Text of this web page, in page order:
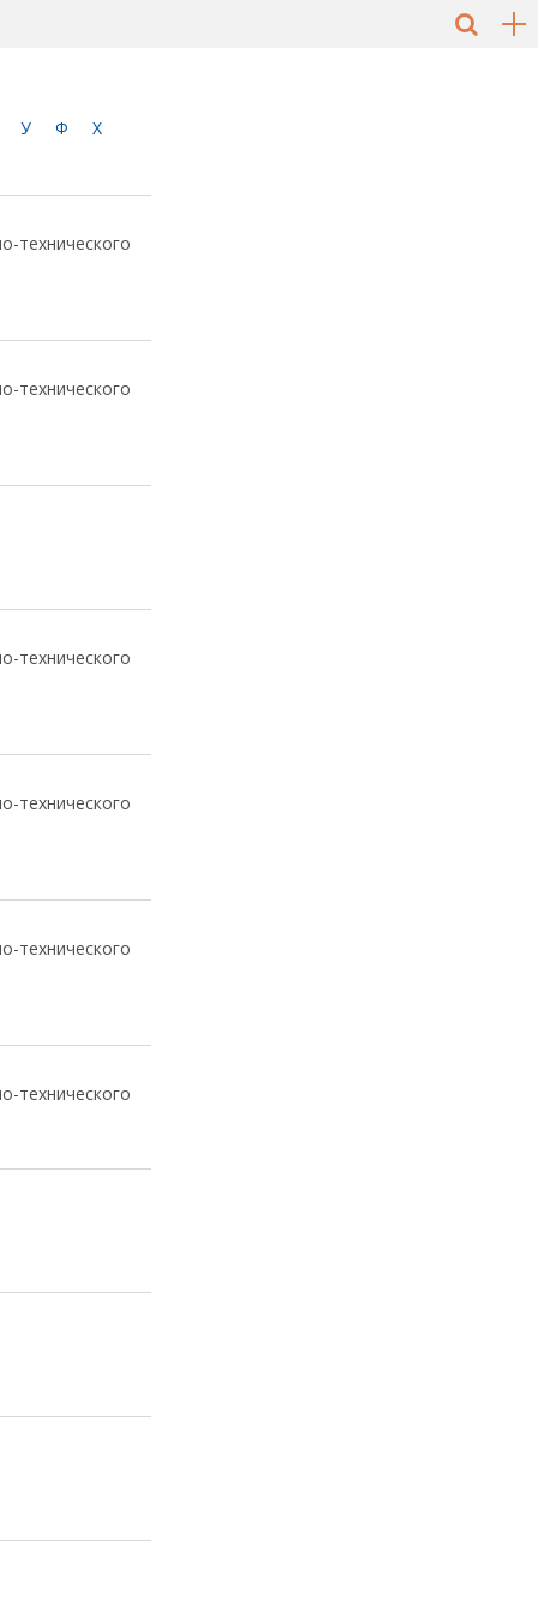
У Ф
Х
технического
технического
технического
технического
технического
технического